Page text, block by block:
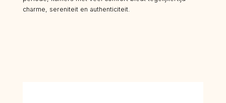
charme, sereniteit en authenticiteit.